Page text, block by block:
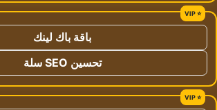
باقة باك لينك
تحسين SEO سلة